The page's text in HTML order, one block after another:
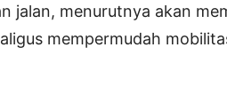
jalan, menurutnya akan
mempermudah